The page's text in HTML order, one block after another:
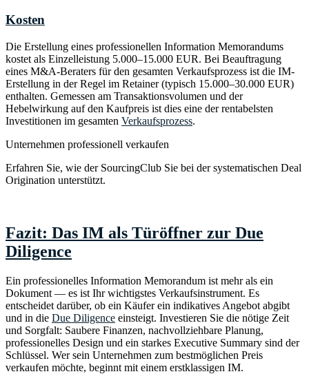
Kosten
Die Erstellung eines professionellen Information Memorandums
kostet als Einzelleistung 5.000–15.000 EUR. Bei Beauftragung
eines M&A-Beraters für den gesamten Verkaufsprozess ist die IM-
Erstellung in der Regel im Retainer (typisch 15.000–30.000 EUR)
enthalten. Gemessen am Transaktionsvolumen und der
Hebelwirkung auf den Kaufpreis ist dies eine der rentabelsten
Investitionen im gesamten Verkaufsprozess.
Unternehmen professionell verkaufen
Erfahren Sie, wie der SourcingClub Sie bei der systematischen Deal
Origination unterstützt.
Fazit: Das IM als Türöffner zur Due
Diligence
Ein professionelles Information Memorandum ist mehr als ein
Dokument — es ist Ihr wichtigstes Verkaufsinstrument. Es
entscheidet darüber, ob ein Käufer ein indikatives Angebot abgibt
und in die Due Diligence einsteigt. Investieren Sie die nötige Zeit
und Sorgfalt: Saubere Finanzen, nachvollziehbare Planung,
professionelles Design und ein starkes Executive Summary sind der
Schlüssel. Wer sein Unternehmen zum bestmöglichen Preis
verkaufen möchte, beginnt mit einem erstklassigen IM.